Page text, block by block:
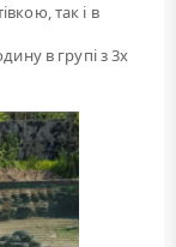
так і в
в групі з 3х